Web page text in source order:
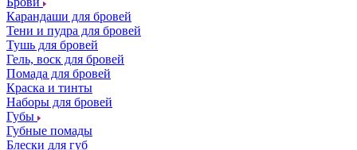
Карандаши для бровей
Тени и пудра для бровей
Тушь для бровей
Гель, воск для бровей
Помада для бровей
Краска и тинты
Наборы для бровей
Губы
Губные помады
Блески для губ